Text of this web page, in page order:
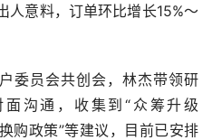
人意料，订单环比增长15%～
委员会共创会，林杰带领研
沟通，收集到“众筹升级
购政策”等建议，目前已安排